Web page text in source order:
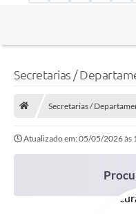
Secretarias /
Secretarias /
Atualizado em: 05/05/2026 às